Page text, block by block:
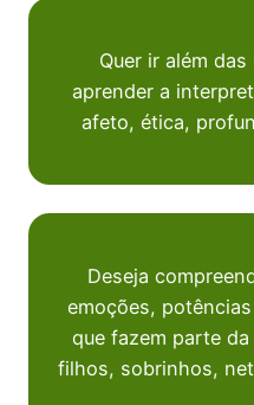
Quer ir além
aprender a
afeto, ética,
Deseja
emoções,
que fazem parte
filhos, sobrinhos,